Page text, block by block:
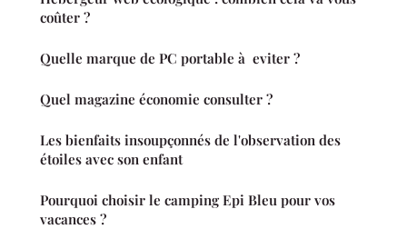
coûter ?
Quelle marque de PC portable à eviter ?
Quel magazine économie consulter ?
Les bienfaits insoupçonnés de l'observation des
étoiles avec son enfant
Pourquoi choisir le camping Epi Bleu pour vos
vacances ?